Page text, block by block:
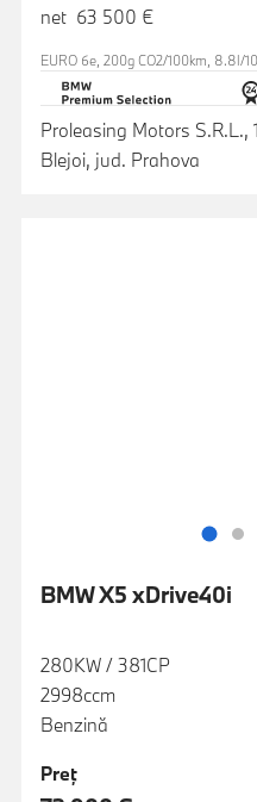
net 63 500 €
EURO 6e, 200g CO2/100km, 8.8l/
Proleasing Motors S.R.L.,
Blejoi, jud. Prahova
BMW X5 xDrive40i
280KW / 381CP
2998ccm
Benzină
Preţ